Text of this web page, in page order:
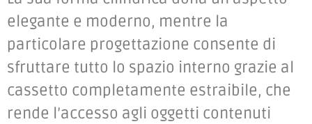
elegante e moderno, mentre la
particolare progettazione consente di
sfruttare tutto lo spazio interno grazie al
cassetto completamente estraibile, che
rende l’accesso agli oggetti contenuti